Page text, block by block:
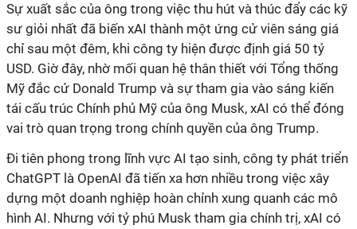
Sự xuất sắc của ông trong việc thu hút và thúc đẩy các kỹ
sư giỏi nhất đã biến xAI thành một ứng cử viên sáng giá
chỉ sau một đêm, khi công ty hiện được định giá 50 tỷ
USD. Giờ đây, nhờ mối quan hệ thân thiết với Tổng thống
Mỹ đắc cử Donald Trump và sự tham gia vào sáng kiến
tái cấu trúc Chính phủ Mỹ của ông Musk, xAI có thể đóng
vai trò quan trọng trong chính quyền của ông Trump.
Đi tiên phong trong lĩnh vực AI tạo sinh, công ty phát triển
ChatGPT là OpenAI đã tiến xa hơn nhiều trong việc xây
dựng một doanh nghiệp hoàn chỉnh xung quanh các mô
hình AI. Nhưng với tỷ phú Musk tham gia chính trị, xAI có